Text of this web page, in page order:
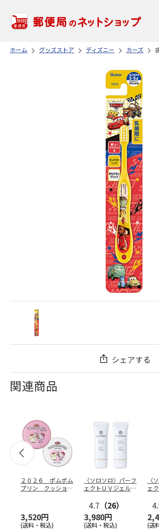
ホーム グッズストア ディズニー カーズ
シェアする
関連商品
２０２６ ポムポム
プリン クッション
3,520円
(送料・税込)
〈ソロソロ〉パーフ
ェクトＵＶジェル
4.7 （26）
3,980円
(送料・税込)
〈
ェ
(送